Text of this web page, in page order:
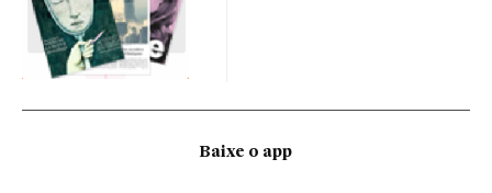
Baixe o app